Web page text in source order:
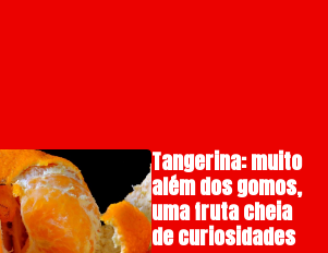
Tangerina: muito
além dos gomos,
uma fruta cheia
de curiosidades